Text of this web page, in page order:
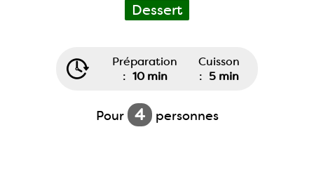
Dessert
Préparation
: 10 min
Cuisson
: 5 min
Pour 4 personnes